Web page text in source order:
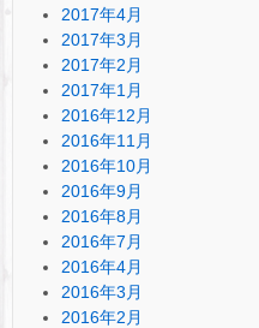
2017年4月
2017年3月
2017年2月
2017年1月
2016年12月
2016年11月
2016年10月
2016年9月
2016年8月
2016年7月
2016年4月
2016年3月
2016年2月